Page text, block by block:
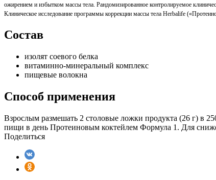
ожирением и избытком массы тела. Рандомизированное контролируемое
Клиническое исследование программы коррекции массы тела Herbalife
Состав
изолят соевого белка
витаминно-минеральный комплекс
пищевые волокна
Способ применения
Взрослым размешать 2 столовые ложки продукта (26 г) в
пищи в день Протеиновым коктейлем Формула 1. Для
Поделиться